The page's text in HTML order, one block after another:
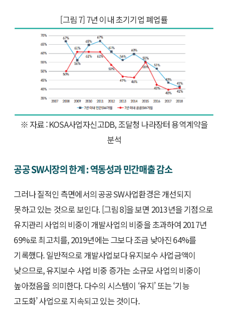
[그림 7] 7년 이내 초기기업 폐업률
※ 자료 : KOSA사업자신고DB, 조달청 나라장터 용역계약을
분석
공공 SW시장의 한계 : 역동성과 민간매출 감소
그러나 질적인 측면에서의 공공SW사업환경은 개선되지
못하고 있는 것으로 보인다. [그림 8]을 보면 2013년을 기점으로
유지관리 사업의 비중이 개발사업의 비중을 초과하여 2017년
69%로 최고치를, 2019년에는 그보다 조금 낮아진 64%를
기록했다. 일반적으로 개발사업보다 유지보수 사업금액이
낮으므로, 유지보수 사업 비중 증가는 소규모 사업의 비중이
높아졌음을 의미한다. 다수의 시스템이 ‘유지’ 또는 ‘기능
고도화’ 사업으로 지속되고 있는 것이다.